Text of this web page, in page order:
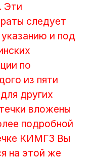
Эти
следует
и под
по
из пяти
других
вложены
подробной
КИМГЗ Вы
на этой же